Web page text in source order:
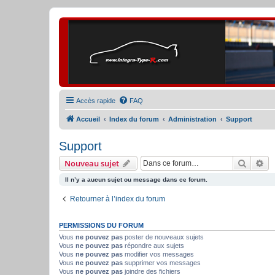
Accès rapide FAQ
Accueil Index du forum Administration Support
Support
Nouveau sujet
Il n’y a aucun sujet ou message dans ce forum.
Retourner à l’index du forum
PERMISSIONS DU FORUM
Vous ne pouvez pas poster de nouveaux sujets
Vous ne pouvez pas répondre aux sujets
Vous ne pouvez pas modifier vos messages
Vous ne pouvez pas supprimer vos messages
Vous ne pouvez pas joindre des fichiers